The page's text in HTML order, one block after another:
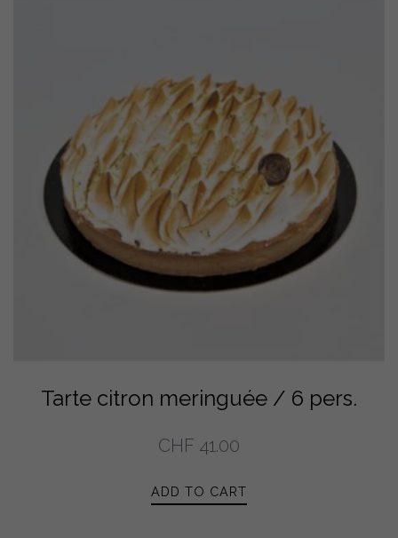
Tarte citron meringuée / 6 pers.
CHF 41.00
ADD TO CART